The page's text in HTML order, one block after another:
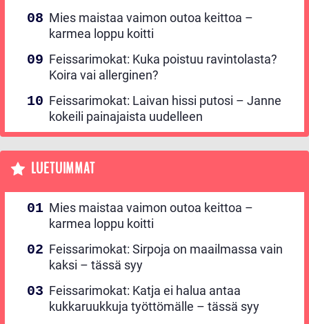
Mies maistaa vaimon outoa keittoa –
karmea loppu koitti
Feissarimokat: Kuka poistuu ravintolasta?
Koira vai allerginen?
Feissarimokat: Laivan hissi putosi – Janne
kokeili painajaista uudelleen
LUETUIMMAT
Mies maistaa vaimon outoa keittoa –
karmea loppu koitti
Feissarimokat: Sirpoja on maailmassa vain
kaksi – tässä syy
Feissarimokat: Katja ei halua antaa
kukkaruukkuja työttömälle – tässä syy